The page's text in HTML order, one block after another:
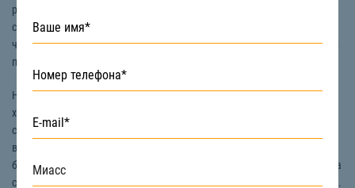
разложения растений в болотистых условиях и обладающее высоким
содержанием углерода. Торф применяется во многих областях
человеческой жизнедеятельности: в сельском хозяйстве, химической
промышленности, энергетике, медицине, строительстве.
Наиболее известной областью применения торфа является сельское
хозяйство, где это сырье применяется в качестве удобрения. Торф
состоит из гумуса (полуразложившейся органики), минеральных
веществ (азот, магний, фосфор, железо, калий и т.д.) и воды. Такой
богатый состав, при правильном применении, благоприятно влияет на
свойства почвы, стимулирует рост растений и повышает урожайность.